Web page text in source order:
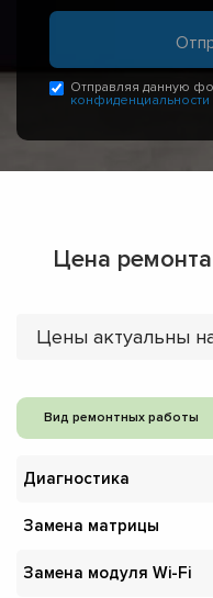
Отправляя данную
конфиденциальности
Цена
Цены актуальны
Вид ремонтных работы
Диагностика
Замена матрицы
Замена модуля Wi-Fi